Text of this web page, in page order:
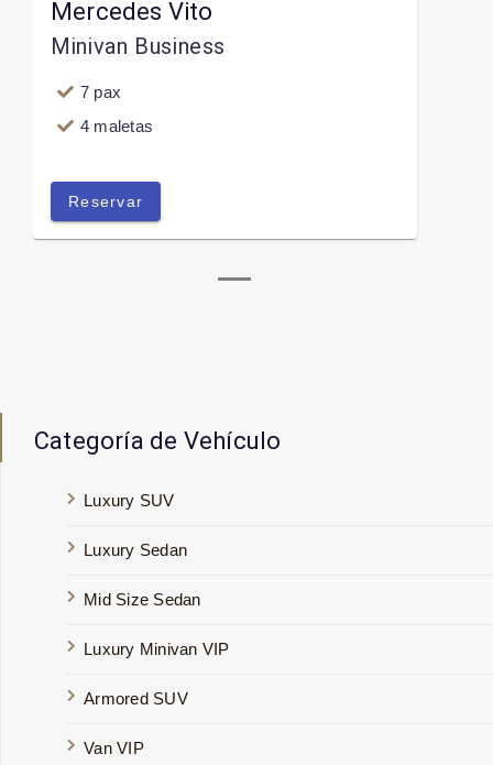
Mercedes Vito
Minivan Business
7 pax
4 maletas
Reservar
Categoría de Vehículo
Luxury SUV
Luxury Sedan
Mid Size Sedan
Luxury Minivan VIP
Armored SUV
Van VIP